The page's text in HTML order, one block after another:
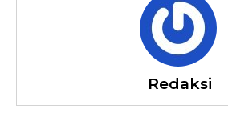
Redaksi